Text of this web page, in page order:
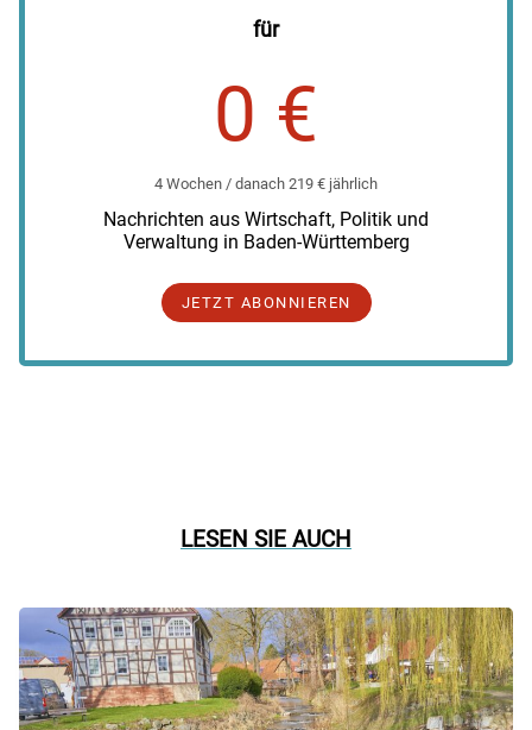
für
0 €
4 Wochen / danach 219 € jährlich
Nachrichten aus Wirtschaft, Politik und
Verwaltung in Baden-Württemberg
JETZT ABONNIEREN
LESEN SIE AUCH